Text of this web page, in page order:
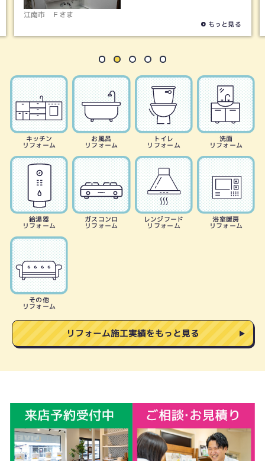
Ｆさま
もっと見る
キッチン
リフォーム
お風呂
リフォーム
トイレ
リフォーム
洗面
リフォーム
給湯器
リフォーム
ガスコンロ
リフォーム
レンジフード
リフォーム
浴室暖房
リフォーム
その他
リフォーム
リフォーム施工実績をもっと見る